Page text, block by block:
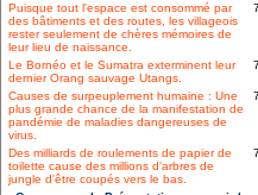
Puisque tout l'espace est consommé par
des bâtiments et des routes, les villageois
rester seulement de chères mémoires de
leur lieu de naissance.
Le Bornéo et le Sumatra exterminent leur
dernier Orang sauvage Utangs.
Causes de surpeuplement humaine : Une
plus grande chance de la manifestation de
pandémie de maladies dangereuses de
virus.
Des milliards de roulements de papier de
toilette cause des millions d'arbres de
jungle d'être coupés vers le bas.